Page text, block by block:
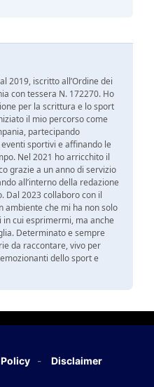
2019, iscritto all’Ordine dei
con tessera N. 172270. Ho
per la scrittura e lo sport
il mio percorso come
partecipando
sportivi e affinando le
Nel 2021 ho arricchito il
grazie a un anno di servizio
all’interno della redazione
Dal 2023 collaboro con il
ambiente che mi ha non solo
in cui esprimermi, ma anche
Determinato e sempre
da raccontare, vivo per
dello sport e
Disclaimer